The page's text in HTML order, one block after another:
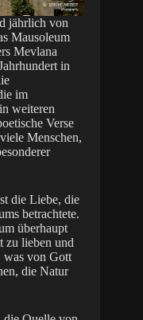
jährlich von
Mausoleum
Mevlana
in
im
weiteren
Verse
Menschen,
die Liebe, die
betrachtete.
überhaupt
zu lieben und
was von Gott
die Natur